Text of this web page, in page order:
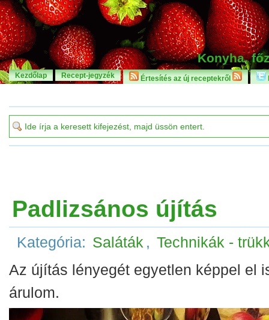
Konyha,
Kezdőlap Recept-jegyzék Értesítés az új receptekről
Padlizsános újítás
Kategória: Saláták , Technikák -
Az újítás lényegét egyetlen képpel el
árulom.